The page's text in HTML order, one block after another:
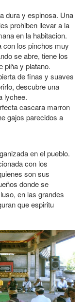
dura y espinosa. Una
prohiben llevar a la
en la habitacion.
con los pinchos muy
se abre, tiene los
piña y platano.
de finas y suaves
descubre una
lychee.
cascara marron
gajos parecidos a
en el pueblo.
con los
son sus
donde se
en las grandes
que espiritu